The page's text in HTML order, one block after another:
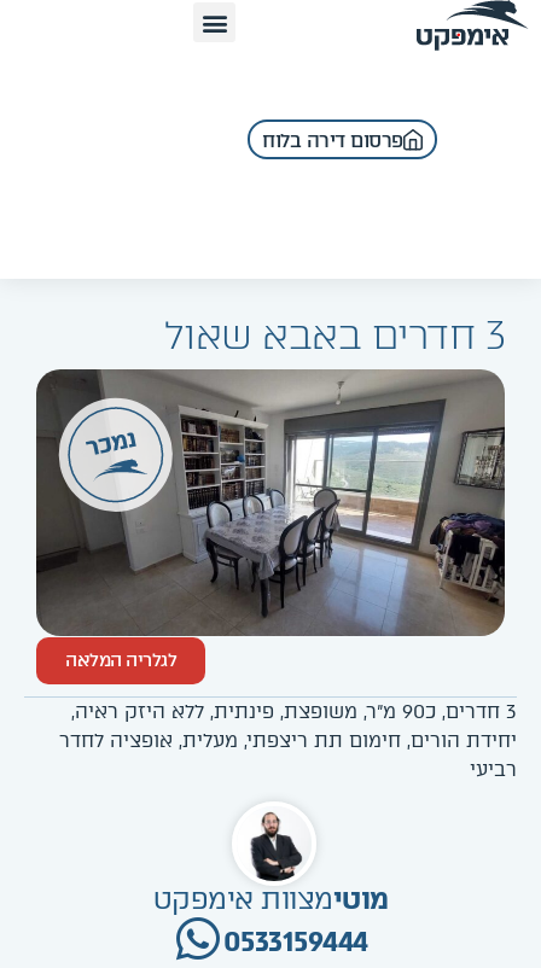
פרסום דירה בלוח
3 חדרים באבא שאול
לגלריה המלאה
3 חדרים, כ90 מ"ר, משופצת, פינתית, ללא היזק ראיה,
יחידת הורים, חימום תת ריצפתי, מעלית, אופציה לחדר
רביעי
מוטימצוות אימפקט
0533159444